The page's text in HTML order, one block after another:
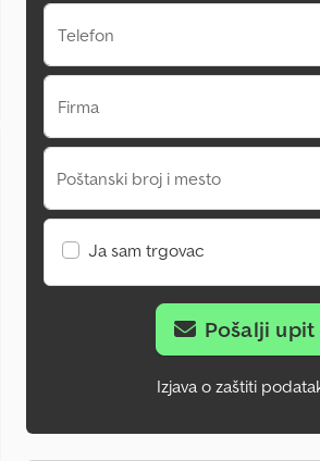
Telefon
Firma
Poštanski broj i mesto
Ja sam trgovac
Pošalji upit
Izjava o zaštiti